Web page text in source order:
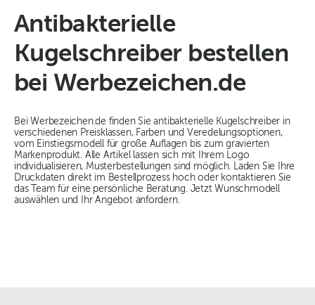
Antibakterielle
Kugelschreiber bestellen
bei Werbezeichen.de
Bei Werbezeichen.de finden Sie antibakterielle Kugelschreiber in
verschiedenen Preisklassen, Farben und Veredelungsoptionen,
vom Einstiegsmodell für große Auflagen bis zum gravierten
Markenprodukt. Alle Artikel lassen sich mit Ihrem Logo
individualisieren, Musterbestellungen sind möglich. Laden Sie Ihre
Druckdaten direkt im Bestellprozess hoch oder kontaktieren Sie
das Team für eine persönliche Beratung. Jetzt Wunschmodell
auswählen und Ihr Angebot anfordern.